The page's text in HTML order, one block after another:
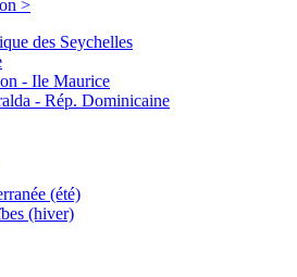
>
des Seychelles
- Ile Maurice
- Rép. Dominicaine
(été)
(hiver)